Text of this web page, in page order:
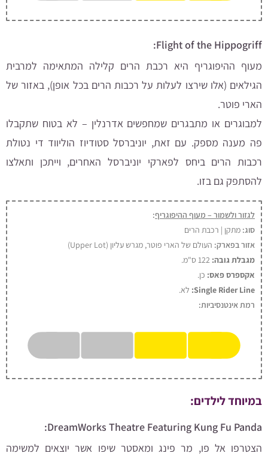
Flight of the Hippogriff:
מעוף ההיפוגריף היא רכבת הרים קלילה המתאימה למרבית
הגילאים (אלו שירצו לעלות על רכבות הרים בכל אופן), באזור של
הארי פוטר.
למבוגרים או מתבגרים שמחפשים אדרנלין – לא בטוח שתקבלו
פה מענה מספק. עם זאת, יוניברסל סטודיוז הוליווד די נטולת
רכבות הרים ביחס לפארקי יוניברסל האחרים, וייתכן ותאלצו
להסתפק גם בזו.
לגזור ולשמור – מעוף ההיפוגריף:
סוג: מתקן | רכבת הרים
אזור בפארק: העולם של הארי פוטר, מגרש עליון (Upper Lot)
מגבלת גובה: 122 ס"מ.
אקספרס פאס: כן.
Single Rider Line: לא.
רמת אינטנסיביות:
במיוחד לילדים:
DreamWorks Theatre Featuring Kung Fu Panda:
הצטרפו אל פו, מר פינג ומאסטר שיפו אשר יוצאים למשימה